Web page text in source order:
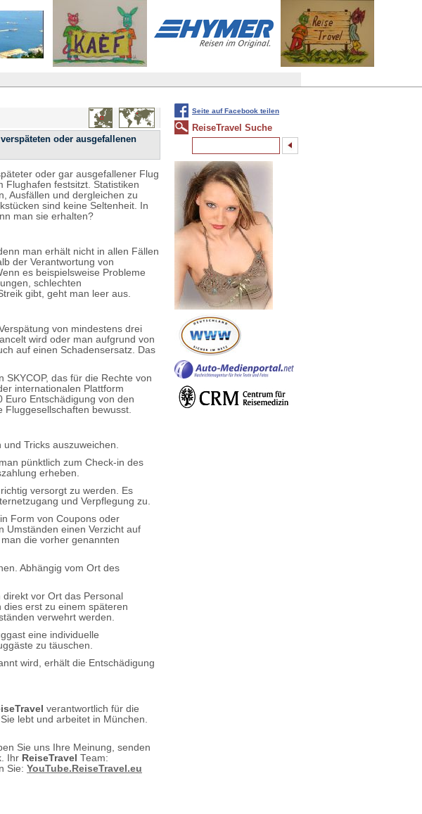
oder ausgefallenen
oder gar ausgefallener Flug
Flughafen festsitzt. Statistiken
Ausfällen und dergleichen zu
sind keine Seltenheit. In
man sie erhalten?
man erhält nicht in allen Fällen
der Verantwortung von
es beispielsweise Probleme
schlechten
gibt, geht man leer aus.
von mindestens drei
wird oder man aufgrund von
auf einen Schadensersatz. Das
SKYCOP, das für die Rechte von
internationalen Plattform
Euro Entschädigung von den
bewusst.
Tricks auszuweichen.
pünktlich zum Check-in des
erheben.
versorgt zu werden. Es
und Verpflegung zu.
Form von Coupons oder
Umständen einen Verzicht auf
die vorher genannten
Abhängig vom Ort des
vor Ort das Personal
erst zu einem späteren
verwehrt werden.
eine individuelle
zu täuschen.
wird, erhält die Entschädigung
verantwortlich für die
lebt und arbeitet in München.
Sie uns Ihre Meinung, senden
Ihr ReiseTravel Team:
Sie: YouTube.ReiseTravel.eu
Seite auf Facebook teilen
ReiseTravel Suche